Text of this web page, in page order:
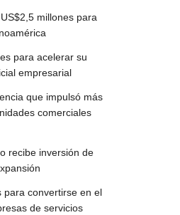
millones para
para acelerar su
empresarial
que impulsó más
comerciales
recibe inversión de
para convertirse en el
de servicios